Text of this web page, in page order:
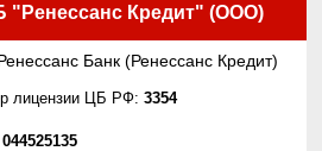
"Ренессанс Кредит" (ООО)
лицензии ЦБ РФ: 3354
044525135